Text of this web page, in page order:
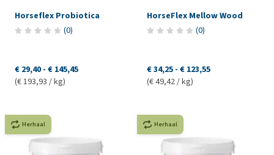
Horseflex Probiotica
(0)
€ 29,40 - € 145,45
(€ 193,93 / kg)
HorseFlex Mellow Wood
(0)
€ 34,25 - € 123,55
(€ 49,42 / kg)
Herhaal Herhaal